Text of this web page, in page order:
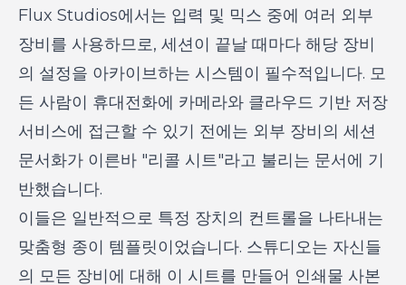
Flux Studios에서는 입력 및 믹스 중에 여러 외부
장비를 사용하므로, 세션이 끝날 때마다 해당 장비
의 설정을 아카이브하는 시스템이 필수적입니다. 모
든 사람이 휴대전화에 카메라와 클라우드 기반 저장
서비스에 접근할 수 있기 전에는 외부 장비의 세션
문서화가 이른바 "리콜 시트"라고 불리는 문서에 기
반했습니다.
이들은 일반적으로 특정 장치의 컨트롤을 나타내는
맞춤형 종이 템플릿이었습니다. 스튜디오는 자신들
의 모든 장비에 대해 이 시트를 만들어 인쇄물 사본